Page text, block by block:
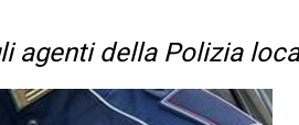
agenti della Polizia